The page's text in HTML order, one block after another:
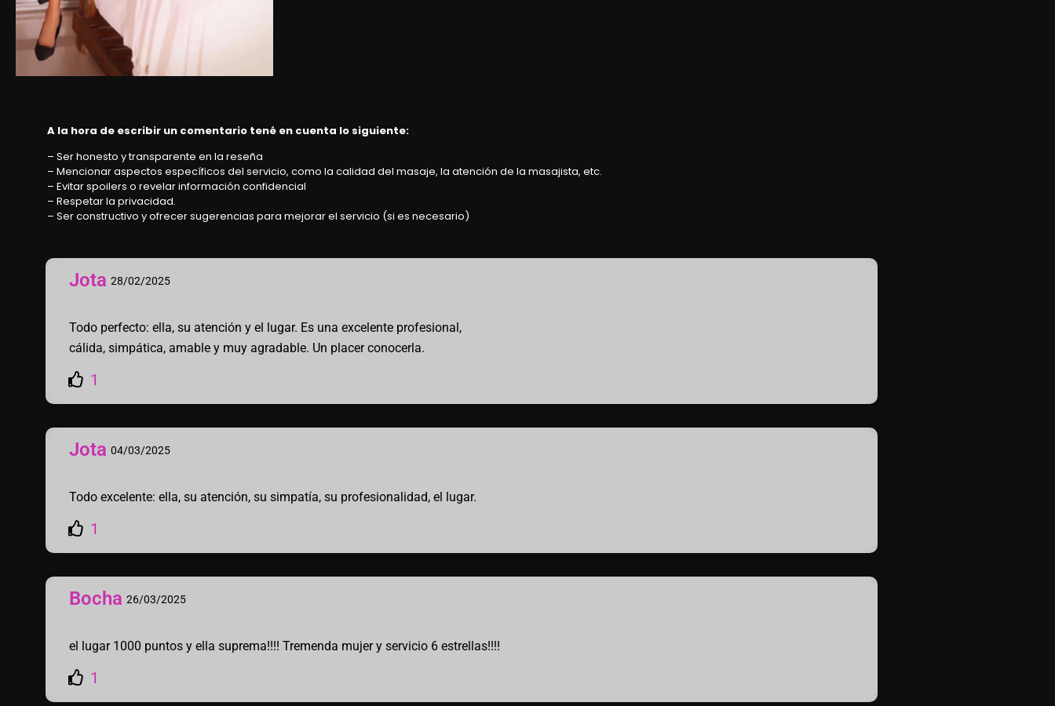
A la hora de escribir un comentario tené en cuenta lo siguiente:
– Ser honesto y transparente en la reseña
– Mencionar aspectos específicos del servicio, como la calidad del masaje, la atención de la masajista, etc.
– Evitar spoilers o revelar información confidencial
– Respetar la privacidad.
– Ser constructivo y ofrecer sugerencias para mejorar el servicio (si es necesario)
Bocha 26/03/2025
el lugar 1000 puntos y ella suprema!!!! Tremenda mujer y servicio 6 estrellas!!!!
1
Jota 04/03/2025
Todo excelente: ella, su atención, su simpatía, su profesionalidad, el lugar.
1
Jota 28/02/2025
Todo perfecto: ella, su atención y el lugar. Es una excelente profesional,
cálida, simpática, amable y muy agradable. Un placer conocerla.
1